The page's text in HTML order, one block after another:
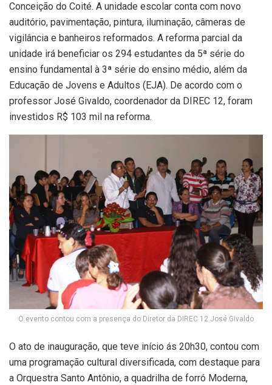
Conceição do Coité. A unidade escolar conta com novo
auditório, pavimentação, pintura, iluminação, câmeras de
vigilância e banheiros reformados. A reforma parcial da
unidade irá beneficiar os 294 estudantes da 5ª série do
ensino fundamental à 3ª série do ensino médio, além da
Educação de Jovens e Adultos (EJA). De acordo com o
professor José Givaldo, coordenador da DIREC 12, foram
investidos R$ 103 mil na reforma.
O evento contou com a presença do Diretor da DIREC 12 José Givaldo
O ato de inauguração, que teve início ás 20h30, contou com
uma programação cultural diversificada, com destaque para
a Orquestra Santo Antônio, a quadrilha de forró Moderna,